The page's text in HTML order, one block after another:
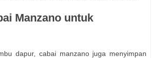
Manzano untuk
dapur, cabai manzano juga menyimpan